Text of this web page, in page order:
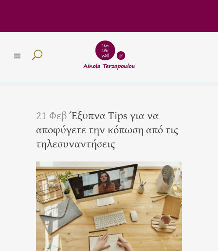
21 ΦεβΈξυπνα Tips για να
αποφύγετε την κόπωση από τις
τηλεσυναντήσεις